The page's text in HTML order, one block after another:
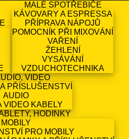
MALÉ SPOTŘEBIČE
KÁVOVARY A ESPRESSA
PŘÍPRAVA NÁPOJŮ
POMOCNÍK PŘI MIXOVÁNÍ
VAŘENÍ
ŽEHLENÍ
VYSÁVÁNÍ
VZDUCHOTECHNIKA
VIDEO
PŘÍSLUŠENSTVÍ
AUDIO
VIDEO KABELY
HODINKY
MOBILY
PRO MOBILY